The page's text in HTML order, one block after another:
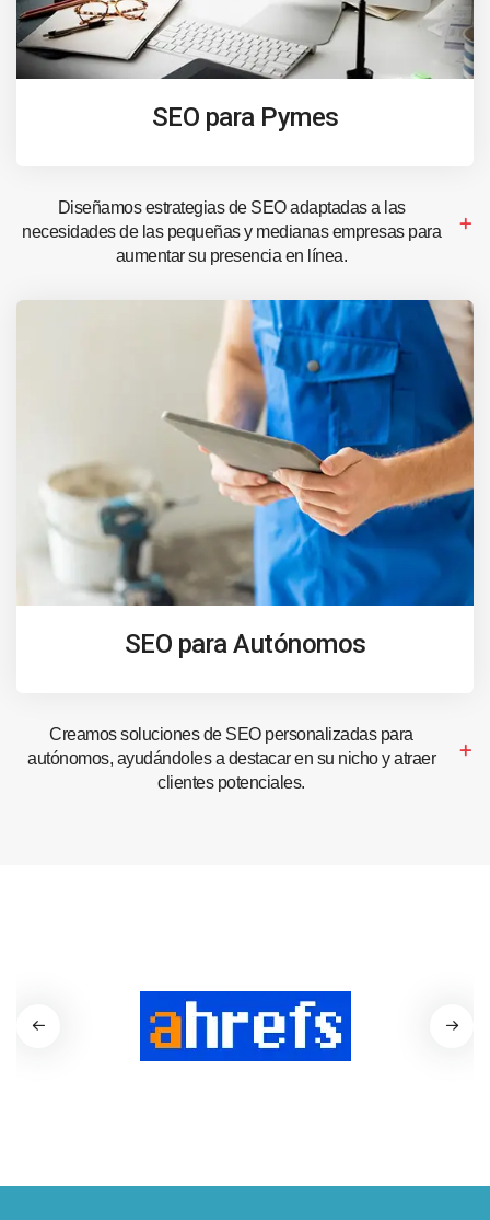
SEO para Pymes
Diseñamos estrategias de SEO adaptadas a las
necesidades de las pequeñas y medianas empresas para
aumentar su presencia en línea.
SEO para Autónomos
Creamos soluciones de SEO personalizadas para
autónomos, ayudándoles a destacar en su nicho y atraer
clientes potenciales.